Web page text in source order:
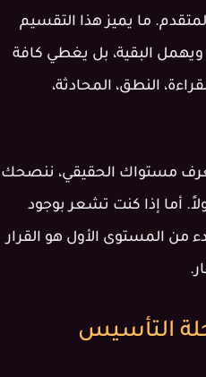
ما يميز هذا التقسيم
ويهمل البقية، بل يغطي كافة
النطق، المحادثة،
مستواك الحقيقي، ننصحك
أما إذا كنت تشعر بوجود
من المستوى الأول هو القرار
التأسيس